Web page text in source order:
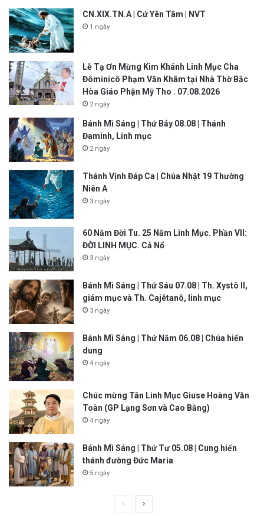
CN.XIX.TN.A | Cứ Yên Tâm | NVT
1 ngày
Lễ Tạ Ơn Mừng Kim Khánh Linh Mục Cha
Đôminicô Phạm Văn Khâm tại Nhà Thờ Bắc
Hòa Giáo Phận Mỹ Tho . 07.08.2026
2 ngày
Bánh Mì Sáng | Thứ Bảy 08.08 | Thánh
Đaminh, Linh mục
2 ngày
Thánh Vịnh Đáp Ca | Chúa Nhật 19 Thường
Niên A
3 ngày
60 Năm Đời Tu. 25 Năm Linh Mục. Phần VII:
ĐỜI LINH MỤC. Cả Nổ
3 ngày
Bánh Mì Sáng | Thứ Sáu 07.08 | Th. Xystô II,
giám mục và Th. Cajêtanô, linh mục
3 ngày
Bánh Mì Sáng | Thứ Năm 06.08 | Chúa hiển
dung
4 ngày
Chúc mừng Tân Linh Mục Giuse Hoàng Văn
Toàn (GP Lạng Sơn và Cao Bằng)
4 ngày
Bánh Mì Sáng | Thứ Tư 05.08 | Cung hiến
thánh đường Đức Maria
5 ngày